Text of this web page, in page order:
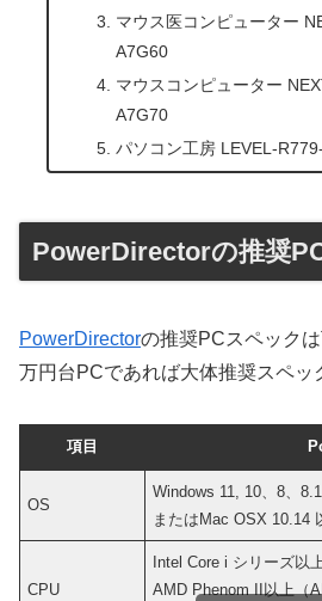
マウス医コンピューター
A7G60
マウスコンピューター
A7G70
パソコン工房 LEVEL-
PowerDirectorの推奨
PowerDirectorの推奨PCスペック
万円台PCであれば大体推奨スペッ
項目
OS
Windows 11, 10、8、
またはMac OSX 10.14
CPU
Intel Core i シリーズ以
AMD Phenom II以上（